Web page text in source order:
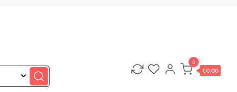
0
€0.00